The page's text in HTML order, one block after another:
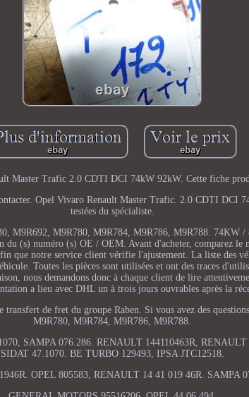
Master Trafic 2.0 CDTI DCI 74kW 92kW. Cette fiche
Opel Vivaro Renault Master Trafic. 2.0 CDTI DCI
testées du spécialiste.
M9R692, M9R780, M9R784, M9R786, M9R788. 74KW /
(s) numéro (s) OE / OEM. Avant d'acheter, comparez le
que notre service client vérifie l'ajustement. La liste des
Toutes les pièces sont utilisées et ont des traces
nous demandons donc à chaque client de lire
a lieu avec DHL un à trois jours ouvrables après la
transfert de fret du groupe Raben. Si vous avez des
M9R780, M9R784, M9R786, M9R788.
SAMPA 076.286. RENAULT 144110463R,
SIDAT 47.1070. BE TURBO 129493, IPSA JTC12518.
OPEL 805583, RENAULT 14 41 019 46R. SAMPA